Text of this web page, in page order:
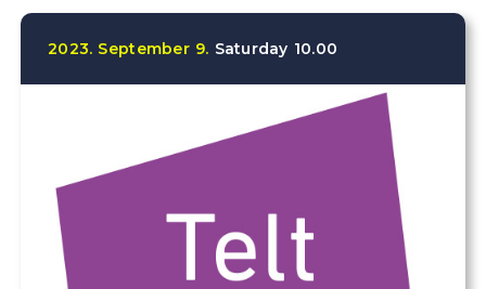
2023. September 9. Saturday 10.00